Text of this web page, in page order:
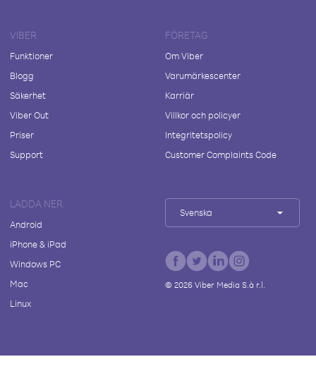
VIBER
Funktioner
Blogg
Säkerhet
Viber Out
Priser
Support
FÖRETAG
Om Viber
Varumärkescenter
Karriär
Villkor och policyer
Integritetspolicy
Customer Complaints Code
LADDA NER
Android
iPhone & iPad
Windows PC
Mac
Linux
Svenska
© 2026Viber Media S.à r.l.